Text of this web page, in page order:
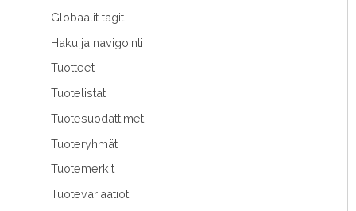
Globaalit tagit
Haku ja navigointi
Tuotteet
Tuotelistat
Tuotesuodattimet
Tuoteryhmät
Tuotemerkit
Tuotevariaatiot